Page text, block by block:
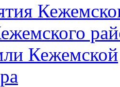
Кежемской